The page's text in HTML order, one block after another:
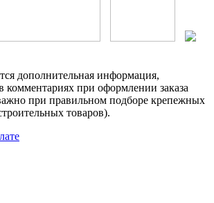
дополнительная информация,
комментариях при оформлении заказа
при правильном подборе крепежных
товаров).